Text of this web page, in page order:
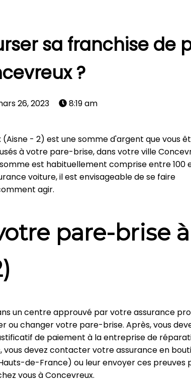
sa franchise de
?
26, 2023 8:19 am
- 2) est une somme d'argent que vous
à votre pare-brise, dans votre ville
est habituellement comprise entre 100
voiture, il est envisageable de se faire
agir.
pare-brise à
un centre approuvé par votre assurance
ou changer votre pare-brise. Après, vous
de paiement à la entreprise de
vous devez contacter votre assurance en
de-France) ou leur envoyer ces preuves
vous à Concevreux.